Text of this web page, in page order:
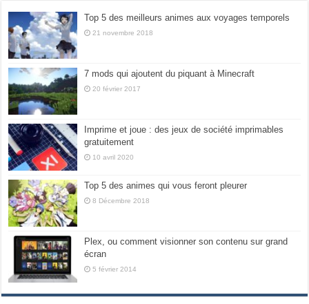
Top 5 des meilleurs animes aux voyages temporels
21 novembre 2018
7 mods qui ajoutent du piquant à Minecraft
20 février 2017
Imprime et joue : des jeux de société imprimables
gratuitement
10 avril 2020
Top 5 des animes qui vous feront pleurer
8 Décembre 2018
Plex, ou comment visionner son contenu sur grand
écran
5 février 2014